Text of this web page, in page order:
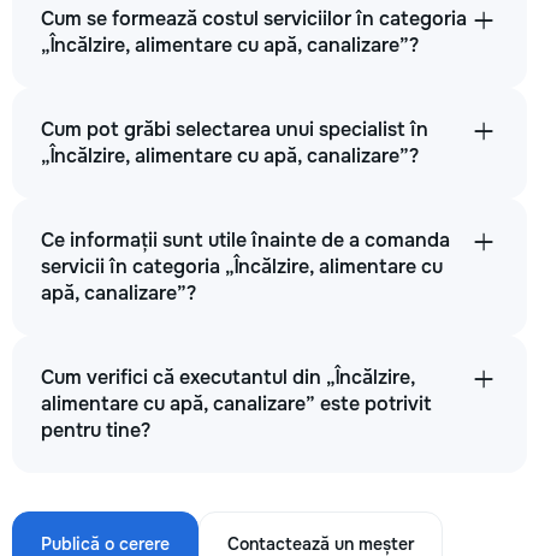
Cum se formează costul serviciilor în categoria
„Încălzire, alimentare cu apă, canalizare”?
Cum pot grăbi selectarea unui specialist în
„Încălzire, alimentare cu apă, canalizare”?
Ce informații sunt utile înainte de a comanda
servicii în categoria „Încălzire, alimentare cu
apă, canalizare”?
Cum verifici că executantul din „Încălzire,
alimentare cu apă, canalizare” este potrivit
pentru tine?
Publică o cerere Contactează un meșter